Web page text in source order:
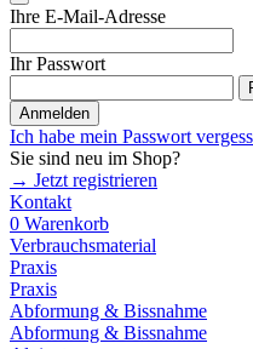
Ihre E-Mail-Adresse
Ihr Passwort
Anmelden
Ich habe mein Passwort
Sie sind neu im Shop?
→ Jetzt registrieren
Kontakt
0 Warenkorb
Verbrauchsmaterial
Praxis
Praxis
Abformung & Bissnahme
Abformung & Bissnahme